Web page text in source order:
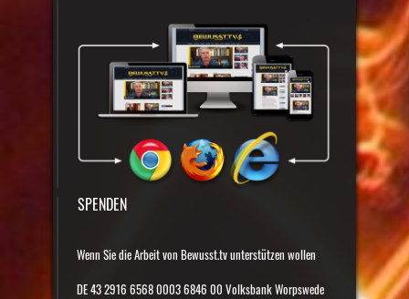
SPENDEN
Wenn Sie die Arbeit von Bewusst.tv unterstützen wollen
DE 43 2916 6568 0003 6846 00 Volksbank Worpswede